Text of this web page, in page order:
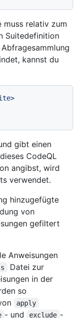
relativ zum
Suitedefinition
kannst du
gibt einen
CodeQL
angibst, wird
verwendet.
hinzugefügte
von
gefiltert
Anweisungen
Datei zur
in der
so
apply
- und exclude -